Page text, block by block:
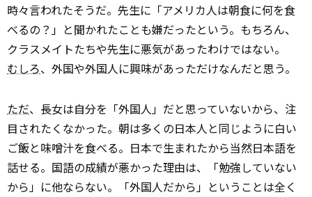
時々言われたそうだ。先生に「アメリカ人は朝食に何を食
べるの？」と聞かれたことも嫌だったという。もちろん、
クラスメイトたちや先生に悪気があったわけではない。
むしろ、外国や外国人に興味があっただけなんだと思う。
ただ、長女は自分を「外国人」だと思っていないから、注
目されたくなかった。朝は多くの日本人と同じように白い
ご飯と味噌汁を食べる。日本で生まれたから当然日本語を
話せる。国語の成績が悪かった理由は、「勉強していない
から」に他ならない。「外国人だから」ということは全く